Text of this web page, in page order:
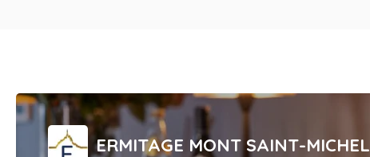
ERMITAGE MONT SAINT-MICHEL